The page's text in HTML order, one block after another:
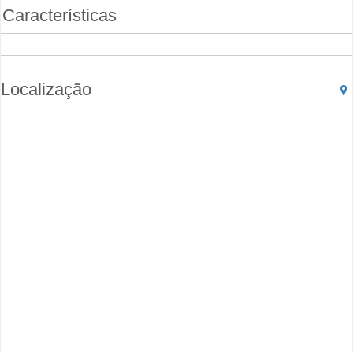
Características
Localização